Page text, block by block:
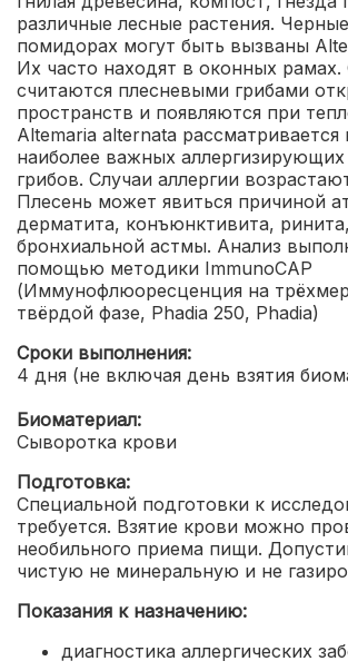
различные лесные растения.
помидорах могут быть вызваны
Их часто находят в оконных рамах.
считаются плесневыми грибами
пространств и появляются при
Altemaria alternata рассматривается
наиболее важных
грибов. Случаи аллергии
Плесень может явиться причиной
дерматита, конъюнктивита, ринита,
бронхиальной астмы. Анализ
помощью методики ImmunoCAP
(Иммунофлюоресценция на
твёрдой фазе, Phadia 250, Phadia)
Сроки выполнения:
4 дня (не включая день взятия
Биоматериал:
Сыворотка крови
Подготовка:
Специальной подготовки к
требуется. Взятие крови можно
необильного приема пищи.
чистую не минеральную и не
Показания к назначению:
диагностика аллергических